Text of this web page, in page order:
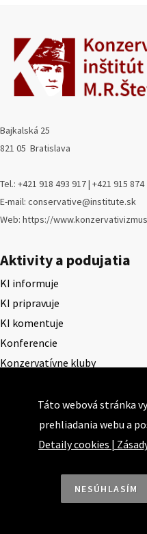
Bajkalská 25
821 05 Bratislava
Tel.: +421 918 493 917 | +421 915 874
E-mail: conservative@institute.sk
Web: https://
Aktivity a podujatia
KI informuje
KI pripravuje
KI komentuje
Konferencie
Konzervatívne kluby
Prednášky a prezentácie
Rozhovory
Táto webová stránka
prehliadania webu a
Detaily cookies |
NESÚHLASÍM